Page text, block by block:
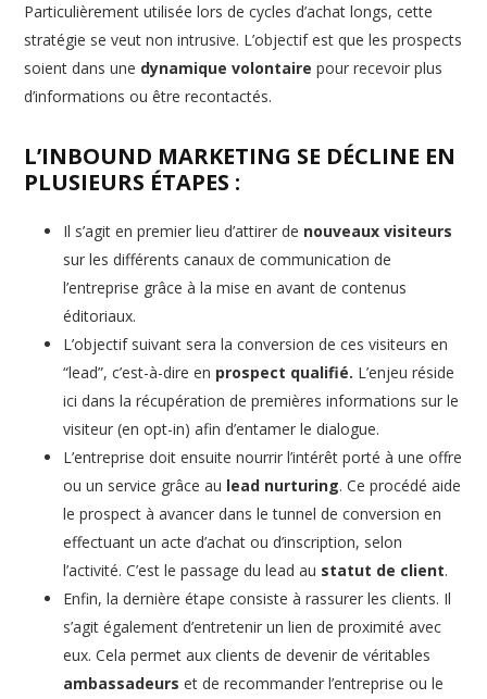
Particulièrement utilisée lors de cycles d’achat longs, cette
stratégie se veut non intrusive. L’objectif est que les prospects
soient dans une dynamique volontaire pour recevoir plus
d’informations ou être recontactés.
L’INBOUND MARKETING SE DÉCLINE EN
PLUSIEURS ÉTAPES :
Il s’agit en premier lieu d’attirer de nouveaux visiteurs
sur les différents canaux de communication de
l’entreprise grâce à la mise en avant de contenus
éditoriaux.
L’objectif suivant sera la conversion de ces visiteurs en
“lead”, c’est-à-dire en prospect qualifié. L’enjeu réside
ici dans la récupération de premières informations sur le
visiteur (en opt-in) afin d’entamer le dialogue.
L’entreprise doit ensuite nourrir l’intérêt porté à une offre
ou un service grâce au lead nurturing. Ce procédé aide
le prospect à avancer dans le tunnel de conversion en
effectuant un acte d’achat ou d’inscription, selon
l’activité. C’est le passage du lead au statut de client.
Enfin, la dernière étape consiste à rassurer les clients. Il
s’agit également d’entretenir un lien de proximité avec
eux. Cela permet aux clients de devenir de véritables
ambassadeurs et de recommander l’entreprise ou le